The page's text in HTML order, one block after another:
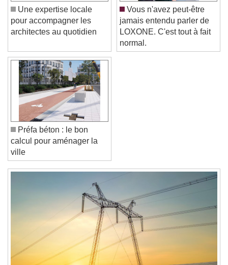
Font Size
Text Edge Style
Font Family
Reset
Done
Close Modal Dialog
End of dialog window.
Une expertise locale
pour accompagner les
Vous n'avez peut-être
jamais entendu parler de
LOXONE. C'est tout à fait
normal.
Préfa béton : le bon
calcul pour aménager la
ville